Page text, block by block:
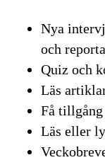
Nya
och
Quiz och
Läs
Få
Läs eller